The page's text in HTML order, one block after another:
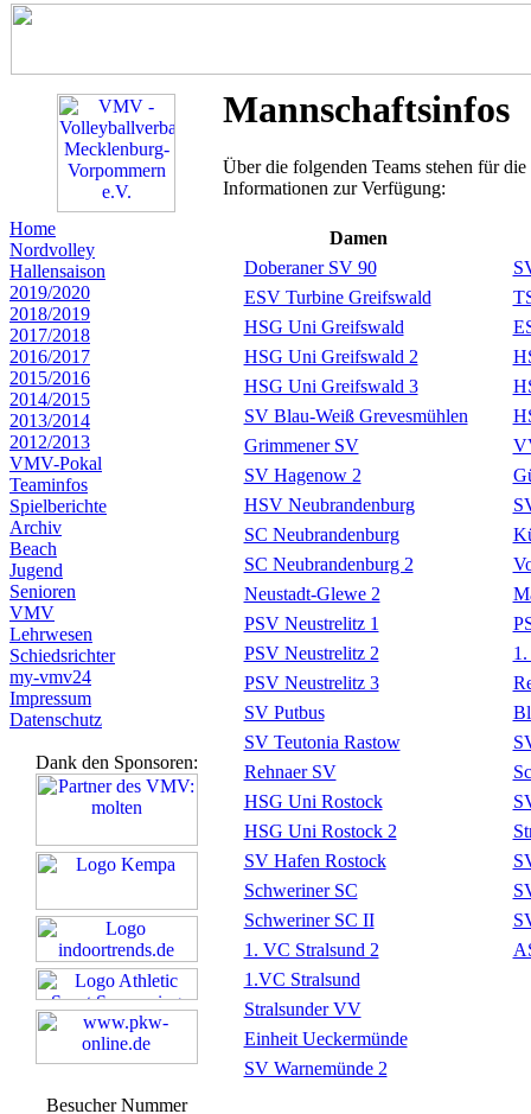
Home
Nordvolley
Hallensaison
2019/2020
2018/2019
2017/2018
2016/2017
2015/2016
2014/2015
2013/2014
2012/2013
VMV-Pokal
Teaminfos
Spielberichte
Archiv
Beach
Jugend
Senioren
VMV
Lehrwesen
Schiedsrichter
my-vmv24
Impressum
Datenschutz
Dank den Sponsoren:
Besucher Nummer
Mannschaftsinfos
Über die folgenden Teams stehen für
Informationen zur Verfügung:
Damen
Doberaner SV 90
ESV Turbine Greifswald
HSG Uni Greifswald
HSG Uni Greifswald 2
HSG Uni Greifswald 3
SV Blau-Weiß Grevesmühlen
Grimmener SV
SV Hagenow 2
HSV Neubrandenburg
SC Neubrandenburg
SC Neubrandenburg 2
Neustadt-Glewe 2
PSV Neustrelitz 1
PSV Neustrelitz 2
PSV Neustrelitz 3
SV Putbus
SV Teutonia Rastow
Rehnaer SV
HSG Uni Rostock
HSG Uni Rostock 2
SV Hafen Rostock
Schweriner SC
Schweriner SC II
1. VC Stralsund 2
1.VC Stralsund
Stralsunder VV
Einheit Ueckermünde
SV Warnemünde 2